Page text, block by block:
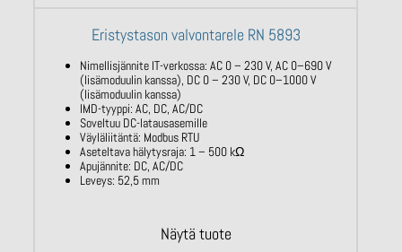
Eristystason valvontarele RN 5893
Nimellisjännite IT-verkossa: AC 0 – 230 V,AC 0–690 V
(lisämoduulin kanssa), DC 0 –230 V, DC 0–1000 V
(lisämoduulin kanssa)
IMD-tyyppi: AC, DC, AC/DC
Soveltuu DC-latausasemille
Väyläliitäntä: Modbus RTU
Aseteltava hälytysraja: 1 – 500 kΩ
Apujännite: DC, AC/DC
Leveys: 52,5 mm
Näytä tuote